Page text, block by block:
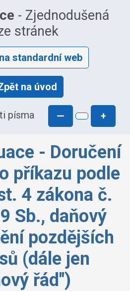
- Zjednodušená
stránek
standardní web
na úvod
písma — +
- Doručení
příkazu podle
4 zákona č.
Sb., daňový
pozdějších
(dále jen
řád")